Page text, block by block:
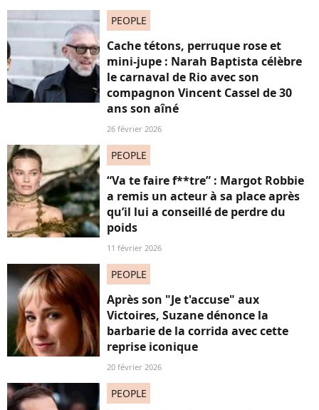
PEOPLE
Cache tétons, perruque rose et
mini-jupe : Narah Baptista célèbre
le carnaval de Rio avec son
compagnon Vincent Cassel de 30
ans son aîné
26 février 2026
PEOPLE
“Va te faire f**tre” : Margot Robbie
a remis un acteur à sa place après
qu’il lui a conseillé de perdre du
poids
11 février 2026
PEOPLE
Après son "Je t'accuse" aux
Victoires, Suzane dénonce la
barbarie de la corrida avec cette
reprise iconique
20 février 2026
PEOPLE